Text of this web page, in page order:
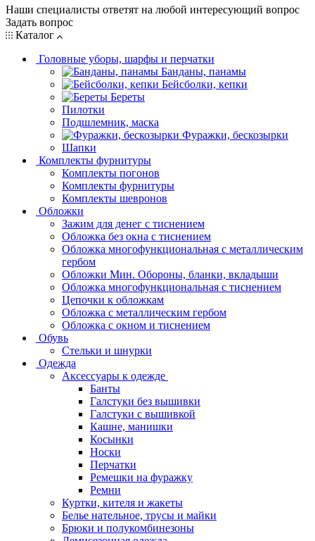
Наши специалисты ответят на любой интересующий вопрос
Задать вопрос
Каталог
Головные уборы, шарфы и перчатки
Банданы, панамы
Бейсболки, кепки
Береты
Пилотки
Подшлемник, маска
Фуражки, бескозырки
Шапки
Комплекты фурнитуры
Комплекты погонов
Комплекты фурнитуры
Комплекты шевронов
Обложки
Зажим для денег с тиснением
Обложка без окна с тиснением
Обложка многофункциональная с металлическим
гербом
Обложки Мин. Обороны, бланки, вкладыши
Обложка многофункциональная с тиснением
Цепочки к обложкам
Обложка с металлическим гербом
Обложка с окном и тиснением
Обувь
Стельки и шнурки
Одежда
Аксессуары к одежде
Банты
Галстуки без вышивки
Галстуки с вышивкой
Кашне, манишки
Косынки
Носки
Перчатки
Ремешки на фуражку
Ремни
Куртки, кителя и жакеты
Белье нательное, трусы и майки
Брюки и полукомбинезоны